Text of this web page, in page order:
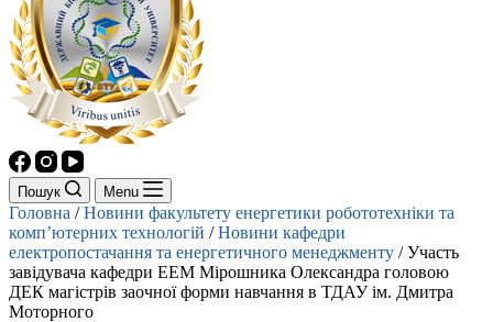
Пошук Menu
Головна /Новини факультету енергетики робототехніки та
комп’ютерних технологій /Новини кафедри
електропостачання та енергетичного менеджменту /Участь
завідувача кафедри ЕЕМ Мірошника Олександра головою
ДЕК магістрів заочної форми навчання в ТДАУ ім. Дмитра
Моторного